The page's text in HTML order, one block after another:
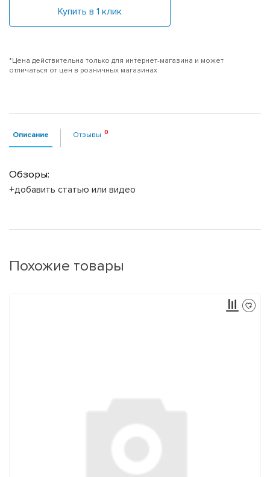
Купить в 1 клик
*Цена действительна только для интернет-магазина и может
отличаться от цен в розничных магазинах
Описание Отзывы
Обзоры:
+добавить статью или видео
Похожие товары